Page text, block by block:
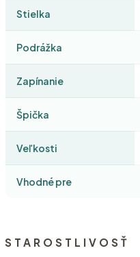
Stielka
Podrážka
Zapínanie
Špička
Veľkosti
Vhodné pre
STAROSTLIVOSŤ